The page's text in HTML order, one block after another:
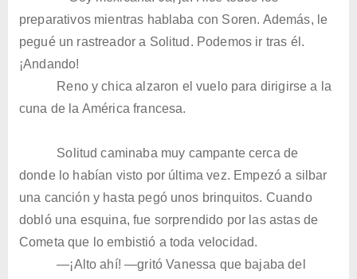
preparativos mientras hablaba con Soren. Además, le
pegué un rastreador a Solitud. Podemos ir tras él.
¡Andando!
Reno y chica alzaron el vuelo para dirigirse a la
cuna de la América francesa.
Solitud caminaba muy campante cerca de
donde lo habían visto por última vez. Empezó a silbar
una canción y hasta pegó unos brinquitos. Cuando
dobló una esquina, fue sorprendido por las astas de
Cometa que lo embistió a toda velocidad.
—¡Alto ahí! —gritó Vanessa que bajaba del